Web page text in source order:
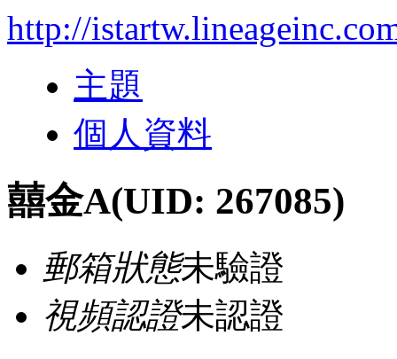
http://
主題
個人資料
囍金A(UID: 267085)
郵箱狀態未驗證
視頻認證未認證